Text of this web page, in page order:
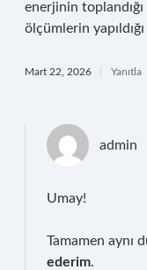
enerjinin
ölçümlerin
Mart 22, 2026 Yanıtla
admin
Umay!
Tamamen aynı
ederim.